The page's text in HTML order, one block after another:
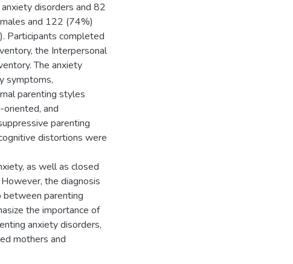
disorders and 82
and 122 (74%)
Participants completed
the Interpersonal
The anxiety
symptoms,
parenting styles
and
parenting
distortions were
as well as closed
the diagnosis
between parenting
the importance of
anxiety disorders,
mothers and